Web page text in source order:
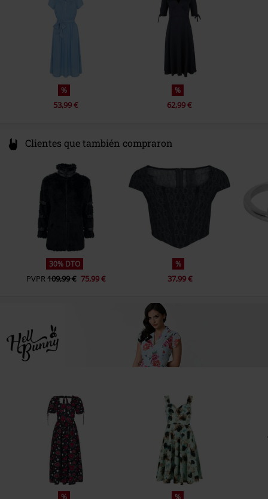
%
53,99 €
%
62,99 €
Clientes que también compraron
30% DTO
PVPR109,99 € 75,99 €
%
37,99 €
%
%